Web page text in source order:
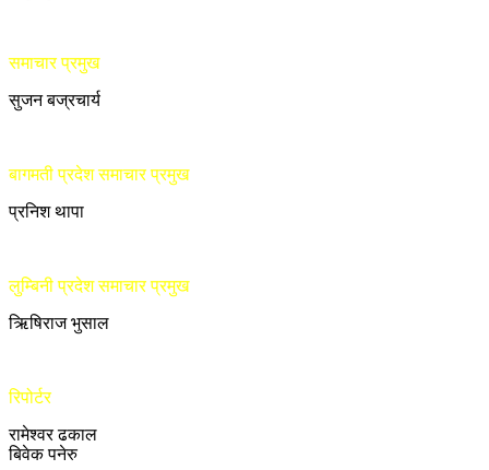
समाचार प्रमुख
सुजन बज्रचार्य
बागमती प्रदेश समाचार प्रमुख
प्रनिश थापा
लुम्बिनी प्रदेश समाचार प्रमुख
ऋिषिराज भुसाल
रिपोर्टर
रामेश्वर ढकाल
बिवेक पनेरु